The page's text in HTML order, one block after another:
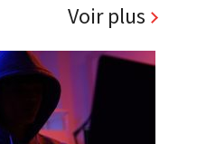
Voir plus